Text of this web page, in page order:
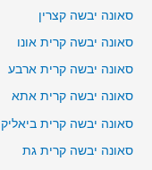
סאונה יבשה קצרין
סאונה יבשה קרית אונו
סאונה יבשה קרית ארבע
סאונה יבשה קרית אתא
סאונה יבשה קרית ביאליק
סאונה יבשה קרית גת